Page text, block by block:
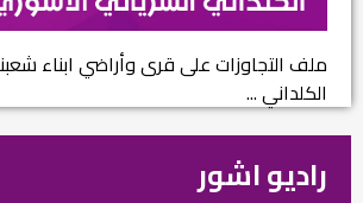
ملف التجاوزات على قرى وأراضي ابناء
الكلداني ...
راديو اشور